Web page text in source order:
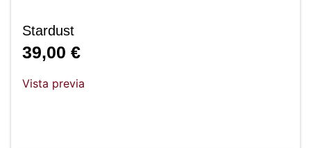
Stardust
39,00 €
Vista previa